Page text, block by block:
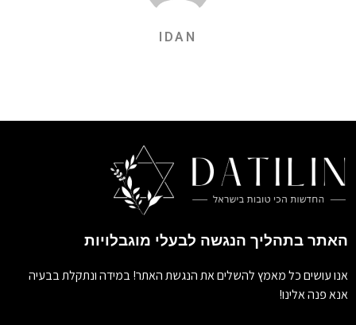
IDAN
האתר בתהליך הנגשה לבעלי מוגבלויות
אנו עושים כל מאמץ להשלים את הנגשת האתר! במידה ונתקלת בבעיה
אנא פנה אלינו!